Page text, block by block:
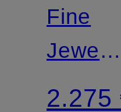
Fine
Jewelry
2.275